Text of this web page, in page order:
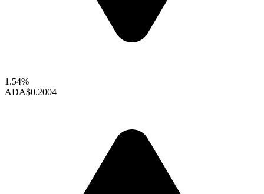
1.54%
ADA$0.2004